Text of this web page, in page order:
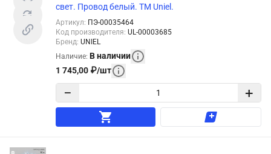
свет. Провод белый. TM Uniel.
Артикул: ПЭ-00035464
Код производителя: UL-00003685
Бренд: UNIEL
Наличие: В наличии
1 745,00 ₽/шт
− +